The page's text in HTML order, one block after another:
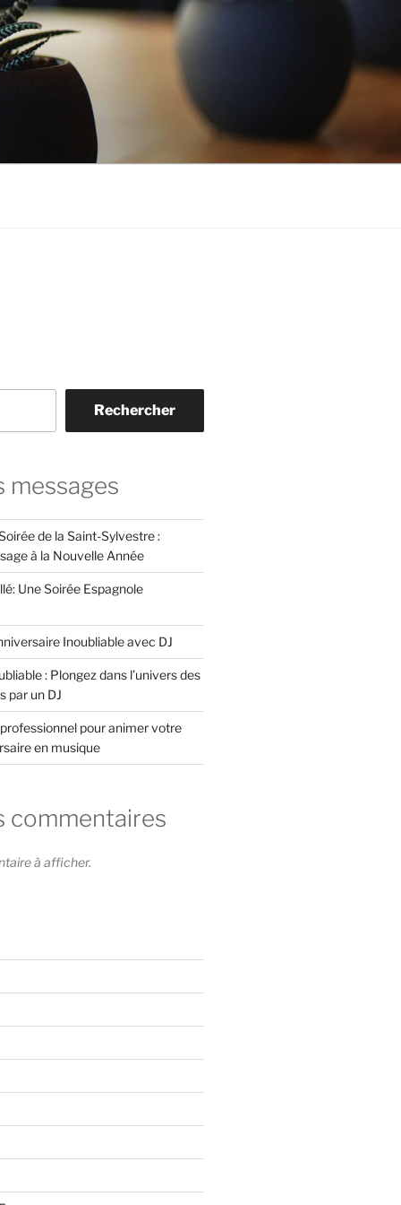
Rechercher
messages
de la Saint-Sylvestre :
à la Nouvelle Année
Une Soirée Espagnole
Inoubliable avec DJ
: Plongez dans l’univers des
par un DJ
pour animer votre
en musique
commentaires
à afficher.